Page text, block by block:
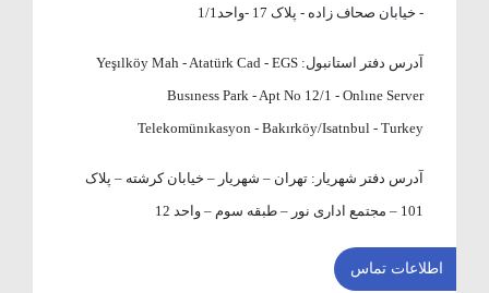
- خیابان صحاف زاده - پلاک 17 -واحد1/1
آدرس دفتر استانبول: Yeşılköy Mah - Atatürk Cad - EGS
Busıness Park - Apt No 12/1 - Onlıne Server
Telekomünıkasyon - Bakırköy/Isatnbul - Turkey
آدرس دفتر شهریار:تهران – شهریار – خیابان کرشته – پلاک
101 – مجتمع اداری نور – طبقه سوم – واحد 12
اطلاعات تماس